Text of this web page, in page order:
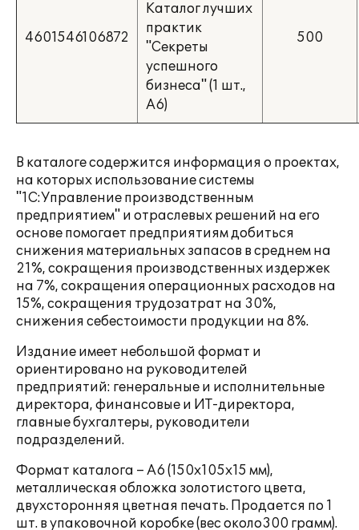
4601546106872
Каталог лучших
практик
"Секреты
успешного
бизнеса" (1 шт.,
А6)
500
В каталоге содержится информация о проектах,
на которых использование системы
"1С:Управление производственным
предприятием" и отраслевых решений на его
основе помогает предприятиям добиться
снижения материальных запасов в среднем на
21%, сокращения производственных издержек
на 7%, сокращения операционных расходов на
15%, сокращения трудозатрат на 30%,
снижения себестоимости продукции на 8%.
Издание имеет небольшой формат и
ориентировано на руководителей
предприятий: генеральные и исполнительные
директора, финансовые и ИТ-директора,
главные бухгалтеры, руководители
подразделений.
Формат каталога – А6 (150х105х15 мм),
металлическая обложка золотистого цвета,
двухсторонняя цветная печать. Продается по 1
шт. в упаковочной коробке (вес около300 грамм).